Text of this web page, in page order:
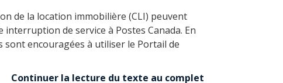
de la location immobilière (CLI) peuvent
de service à Postes Canada. En
sont encouragées à utiliser le Portail de
Continuer la lecture du texte au complet